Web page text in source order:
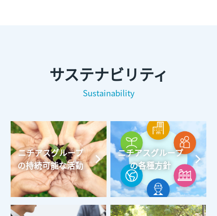
サステナビリティ
Sustainability
ニチアスグループ
の持続可能な活動
ニチアスグループ
の各種方針